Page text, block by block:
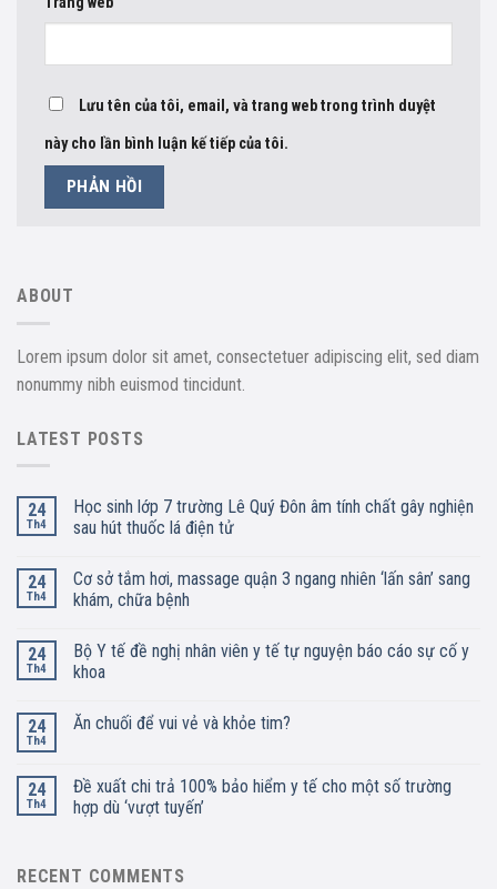
Lưu tên của tôi, email, và trang web trong trình duyệt
này cho lần bình luận kế tiếp của tôi.
ABOUT
Lorem ipsum dolor sit amet, consectetuer adipiscing elit, sed diam
nonummy nibh euismod tincidunt.
LATEST POSTS
24
Th4
Học sinh lớp 7 trường Lê Quý Đôn âm tính chất gây nghiện
sau hút thuốc lá điện tử
24
Th4
Cơ sở tắm hơi, massage quận 3 ngang nhiên ‘lấn sân’ sang
khám, chữa bệnh
24
Th4
Bộ Y tế đề nghị nhân viên y tế tự nguyện báo cáo sự cố y
khoa
24
Th4
Ăn chuối để vui vẻ và khỏe tim?
24
Th4
Đề xuất chi trả 100% bảo hiểm y tế cho một số trường
hợp dù ‘vượt tuyến’
RECENT COMMENTS